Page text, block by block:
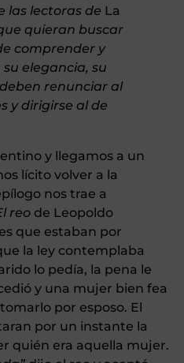
las lectoras de La
quieran buscar
comprender y
elegancia, su
renunciar al
y dirigirse al de
y llegamos a un
lícito volver a la
nos trae a
reo de Leopoldo
que estaban por
la ley contemplaba
lo pedía, la pena le
y una mujer bien fea
por esposo. El
por un instante la
quién era aquella mujer.